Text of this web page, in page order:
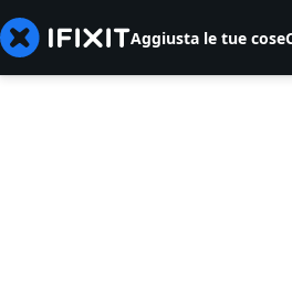
Aggiusta le tue cose